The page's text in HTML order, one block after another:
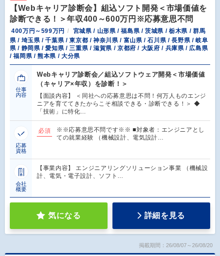
【Webキャリア診断会】組込ソフト開発＜市場価値を
診断できる！＞年収400～600万円※応募意思不問
400万円～599万円
宮城県 / 山形県 / 福島県 / 茨城県 / 栃木県 / 群馬
県 / 埼玉県 / 千葉県 / 東京都 / 神奈川県 / 富山県 / 石川県 / 長野県 / 岐阜
県 / 静岡県 / 愛知県 / 三重県 / 滋賀県 / 京都府 / 大阪府 / 兵庫県 / 広島県
/ 福岡県 / 熊本県 / 大分県
仕事
内容
Webキャリア診断会／組込ソフトウェア開発＜市場価値
（キャリア×年収）を診断！＞
【面談内容】 ＜同社への応募意思は不問！何万人ものエンジ
ニアを育ててきたからこそ相談できる・診断できる！＞ ◆
「技術」に特化…
応募
資格
必須
※※応募意思不問です※※ ■対象者：エンジニアとし
ての就業経験 （機械設計、電気設計…
会社
概要
【事業内容】 エンジニアリングソリューション事業 （機械設
計、電気・電子設計、ソフト…
気になる 詳細を見る
掲載期間：26/08/07～26/08/20